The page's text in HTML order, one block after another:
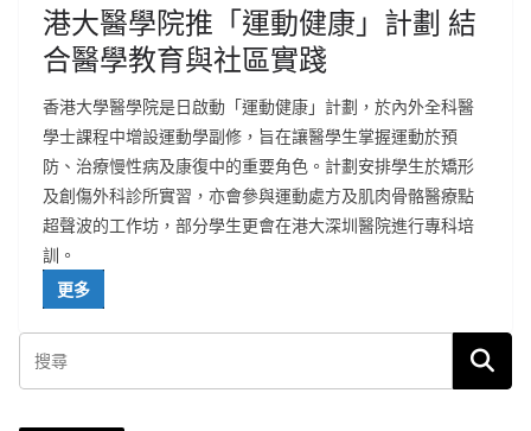
港大醫學院推「運動健康」計劃 結
合醫學教育與社區實踐
香港大學醫學院是日啟動「運動健康」計劃，於內外全科醫
學士課程中增設運動學副修，旨在讓醫學生掌握運動於預
防、治療慢性病及康復中的重要角色。計劃安排學生於矯形
及創傷外科診所實習，亦會參與運動處方及肌肉骨骼醫療點
超聲波的工作坊，部分學生更會在港大深圳醫院進行專科培
訓。
更多